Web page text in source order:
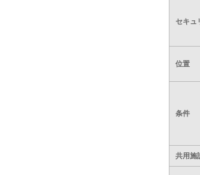
セキュ
位置
条件
共用施